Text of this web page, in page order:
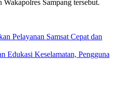
Wakapolres Sampang tersebut.
Pelayanan Samsat Cepat dan
Edukasi Keselamatan, Pengguna